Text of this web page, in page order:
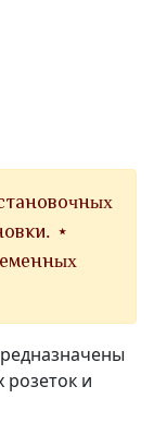
⋆
розеток и